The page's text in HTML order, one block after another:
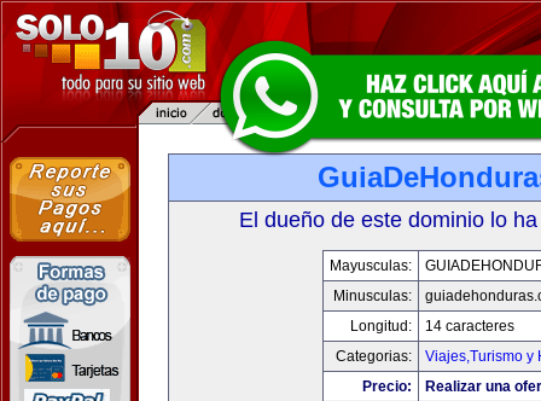
El dueño de este dominio lo
Mayusculas:
Minusculas:
Longitud:
14 caracteres
Categorias:
Viajes,Turismo y
Precio:
Realizar una